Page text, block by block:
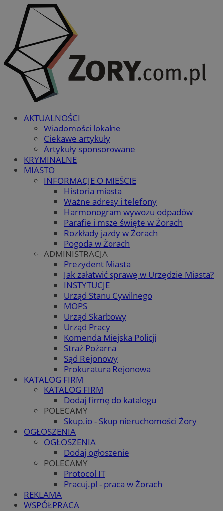
AKTUALNOŚCI
Wiadomości lokalne
Ciekawe artykuły
Artykuły sponsorowane
KRYMINALNE
MIASTO
INFORMACJE O MIEŚCIE
Historia miasta
Ważne adresy i telefony
Harmonogram wywozu odpadów
Parafie i msze święte w Żorach
Rozkłady jazdy w Żorach
Pogoda w Żorach
ADMINISTRACJA
Prezydent Miasta
Jak załatwić sprawę w Urzędzie Miasta?
INSTYTUCJE
Urząd Stanu Cywilnego
MOPS
Urząd Skarbowy
Urząd Pracy
Komenda Miejska Policji
Straż Pożarna
Sąd Rejonowy
Prokuratura Rejonowa
KATALOG FIRM
KATALOG FIRM
Dodaj firmę do katalogu
POLECAMY
Skup.io - Skup nieruchomości Żory
OGŁOSZENIA
OGŁOSZENIA
Dodaj ogłoszenie
POLECAMY
Protocol IT
Pracuj.pl - praca w Żorach
REKLAMA
WSPÓŁPRACA